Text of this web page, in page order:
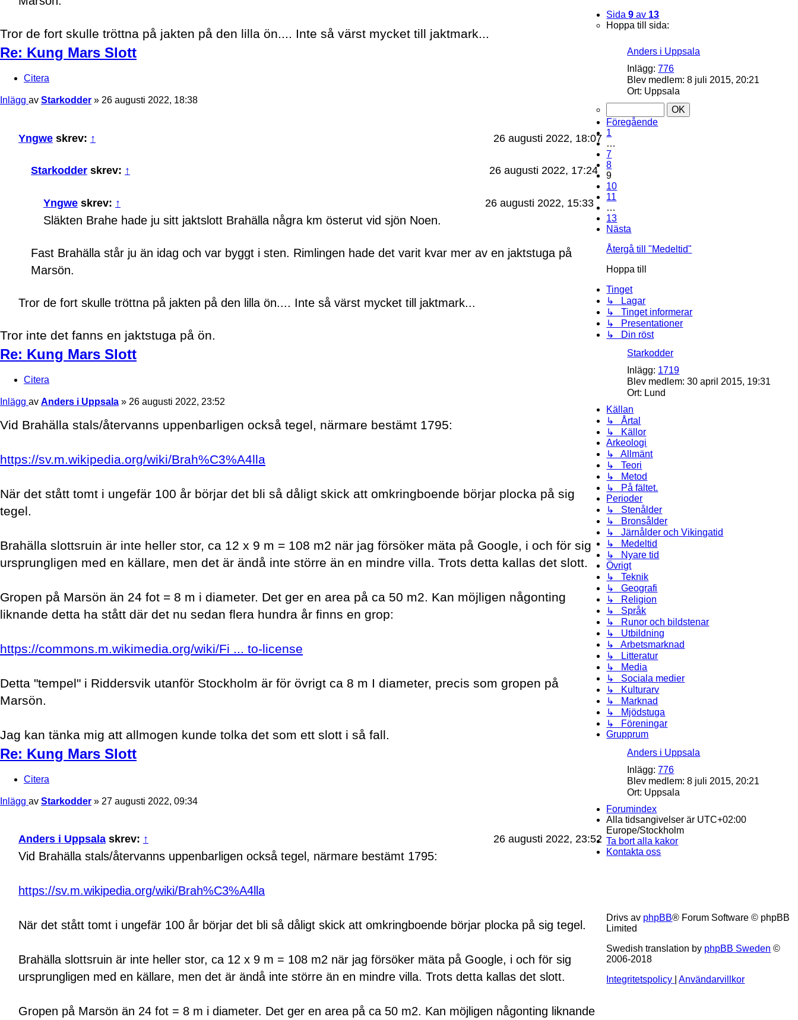
Tror de fort skulle tröttna på jakten på den lilla ön.... Inte så värst mycket till jaktmark...
Re: Kung Mars Slott
Citera
Inlägg av Starkodder » 26 augusti 2022, 18:38
Yngwe skrev: ↑ 26 augusti 2022, 18:07
Starkodder skrev: ↑ 26 augusti 2022, 17:24
Yngwe skrev: ↑ 26 augusti 2022, 15:33
Släkten Brahe hade ju sitt jaktslott Brahälla några km österut vid sjön Noen.
Fast Brahälla står ju än idag och var byggt i sten. Rimlingen hade det varit kvar mer av en jaktstuga på
Marsön.
Tror de fort skulle tröttna på jakten på den lilla ön.... Inte så värst mycket till jaktmark...
Tror inte det fanns en jaktstuga på ön.
Anders i Uppsala
Inlägg: 776
Blev medlem: 8 juli 2015, 20:21
Ort: Uppsala
Re: Kung Mars Slott
Citera
Inlägg av Anders i Uppsala » 26 augusti 2022, 23:52
Vid Brahälla stals/återvanns uppenbarligen också tegel, närmare bestämt 1795:
https://sv.m.wikipedia.org/wiki/Brah%C3%A4lla
När det stått tomt i ungefär 100 år börjar det bli så dåligt skick att omkringboende börjar plocka på sig
tegel.
Brahälla slottsruin är inte heller stor, ca 12 x 9 m = 108 m2 när jag försöker mäta på Google, i och för sig
ursprungligen med en källare, men det är ändå inte större än en mindre villa. Trots detta kallas det slott.
Gropen på Marsön än 24 fot = 8 m i diameter. Det ger en area på ca 50 m2. Kan möjligen någonting
liknande detta ha stått där det nu sedan flera hundra år finns en grop:
https://commons.m.wikimedia.org/wiki/Fi ... to-license
Detta "tempel" i Riddersvik utanför Stockholm är för övrigt ca 8 m I diameter, precis som gropen på
Marsön.
Jag kan tänka mig att allmogen kunde tolka det som ett slott i så fall.
Starkodder
Inlägg: 1719
Blev medlem: 30 april 2015, 19:31
Ort: Lund
Re: Kung Mars Slott
Citera
Inlägg av Starkodder » 27 augusti 2022, 09:34
Anders i Uppsala skrev: ↑ 26 augusti 2022, 23:52
Vid Brahälla stals/återvanns uppenbarligen också tegel, närmare bestämt 1795:
https://sv.m.wikipedia.org/wiki/Brah%C3%A4lla
När det stått tomt i ungefär 100 år börjar det bli så dåligt skick att omkringboende börjar plocka på sig tegel.
Brahälla slottsruin är inte heller stor, ca 12 x 9 m = 108 m2 när jag försöker mäta på Google, i och för sig
ursprungligen med en källare, men det är ändå inte större än en mindre villa. Trots detta kallas det slott.
Gropen på Marsön än 24 fot = 8 m i diameter. Det ger en area på ca 50 m2. Kan möjligen någonting liknande
Anders i Uppsala
Inlägg: 776
Blev medlem: 8 juli 2015, 20:21
Ort: Uppsala
Sida9 av 13
Hoppa till sida:
Föregående
1
…
7
8
9
10
11
…
13
Nästa
Återgå till "Medeltid"
Hoppa till
Tinget
↳ Lagar
↳ Tinget informerar
↳ Presentationer
↳ Din röst
Källan
↳ Årtal
↳ Källor
Arkeologi
↳ Allmänt
↳ Teori
↳ Metod
↳ På fältet.
Perioder
↳ Stenålder
↳ Bronsålder
↳ Järnålder och Vikingatid
↳ Medeltid
↳ Nyare tid
Övrigt
↳ Teknik
↳ Geografi
↳ Religion
↳ Språk
↳ Runor och bildstenar
↳ Utbildning
↳ Arbetsmarknad
↳ Litteratur
↳ Media
↳ Sociala medier
↳ Kulturarv
↳ Marknad
↳ Mjödstuga
↳ Föreningar
Grupprum
Forumindex
Alla tidsangivelser är UTC+02:00
Europe/Stockholm
Ta bort alla kakor
Kontakta oss
Drivs av phpBB® Forum Software © phpBB
Limited
Swedish translation by phpBB Sweden ©
2006-2018
Integritetspolicy
|Användarvillkor